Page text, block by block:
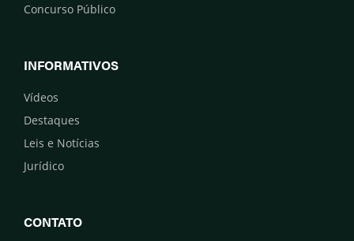
Concurso Público
INFORMATIVOS
Vídeos
Destaques
Leis e Notícias
Jurídico
CONTATO